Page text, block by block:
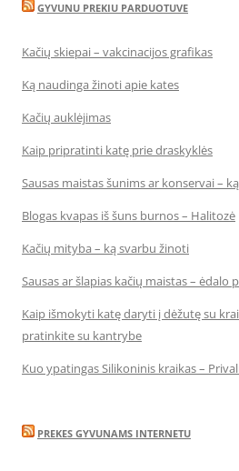
GYVUNU PREKIU PARDUOTUVE
Kačių skiepai – vakcinacijos grafikas
Ką naudinga žinoti apie kates
Kačių auklėjimas
Kaip pripratinti katę prie draskyklės
Sausas maistas šunims ar konservai –
Blogas kvapas iš šuns burnos – Halitozė
Kačių mityba – ką svarbu žinoti
Sausas ar šlapias kačių maistas – ėdalo
Kaip išmokyti katę daryti į dėžutę su
pratinkite su kantrybe
Kuo ypatingas Silikoninis kraikas –
PREKES GYVUNAMS INTERNETU